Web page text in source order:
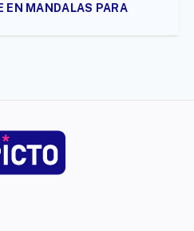
EN MANDALAS PARA